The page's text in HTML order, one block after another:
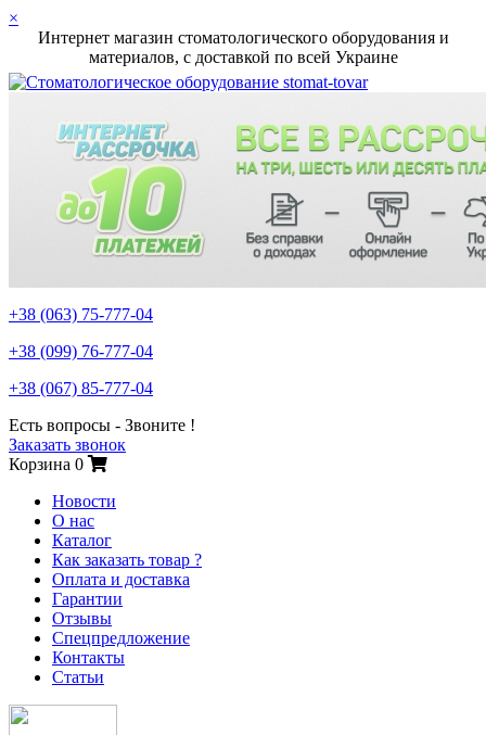
×
Интернет магазин стоматологического оборудования и
материалов, c доставкой по всей Украине
+38 (063) 75-777-04
+38 (099) 76-777-04
+38 (067) 85-777-04
Есть вопросы - Звоните !
Заказать звонок
Корзина 0
Новости
О нас
Каталог
Как заказать товар ?
Оплата и доставка
Гарантии
Отзывы
Спецпредложение
Контакты
Статьи